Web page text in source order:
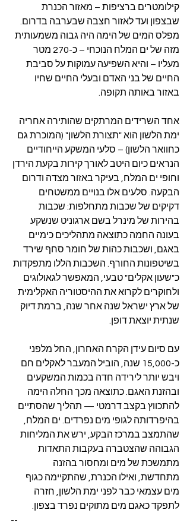
קילומטרים ברציפות – מאזור הכנרת
שבצפון ועד לאזור חצבה שבערבה בדרום.
מפלס המים של הימה היה גבוה משמעותית
מזה של ים המלח הנוכחי – כ-270 מטר
מעליו – והיא השפיעה עמוקות על סביבת
החיים של בני האדם ובעלי החיים שחיו
באזור באותה תקופה.
אחד השרידים המרתקים שהותירה אחריה
ימת הלשון הוא "תצורת הלשון" (המוכרת גם
כחוואר הלשון) – סלעי המשקע הייחודיים
הנראים כיום היטב לאורך קירות בקעת הירדן
וחופי ים המלח, בעיקר באזור מצדה ודרום
הבקעה. סלעים אלו בנויים ממשטחים
דקיקים של שכבות מתחלפות: שכבות
בהירות של מינרל בשם ארגוניט שנשקע
בעונה החמה כתוצאה מתהליכים כימיים
באגם, ושכבות כהות של חומר סחף שירד
בשיטפונות החורף. השכבות הללו מתפקדות
כ"שעון אקלים" טבעי, המאפשר לגאולוגים
ולחוקרים לקרוא את ההיסטוריה האקלימית
של ארץ ישראל שנה אחר שנה, ברמת דיוק
שנתית יוצאת דופן.
עם סיום עידן הקרח האחרון, החל מלפני
כ-15,000 שנה, הוביל המעבר לאקלים חם
ויבש יותר לירידה חדה בכמות המשקעים
ובהזנת האגם. כתוצאה מכך החלה הימה
להתכווץ בקצב דרמטי — תהליך שהסתיים
בהיפרדותה לגופי מים נפרדים. ים המלח,
שהתמצב במרכז הבקע, ירש את המליחות
הגבוהה שהצטברה בעקבות התאדות
מתמשכת של מים ומחסור בהזנה
מתחדשת, ואילו הכנרת, שהתקיימה כגוף
מים עצמאי כבר לפני ימת הלשון, חזרה
לתפקד כאגם מים מתוקים נפרד בצפון.
--